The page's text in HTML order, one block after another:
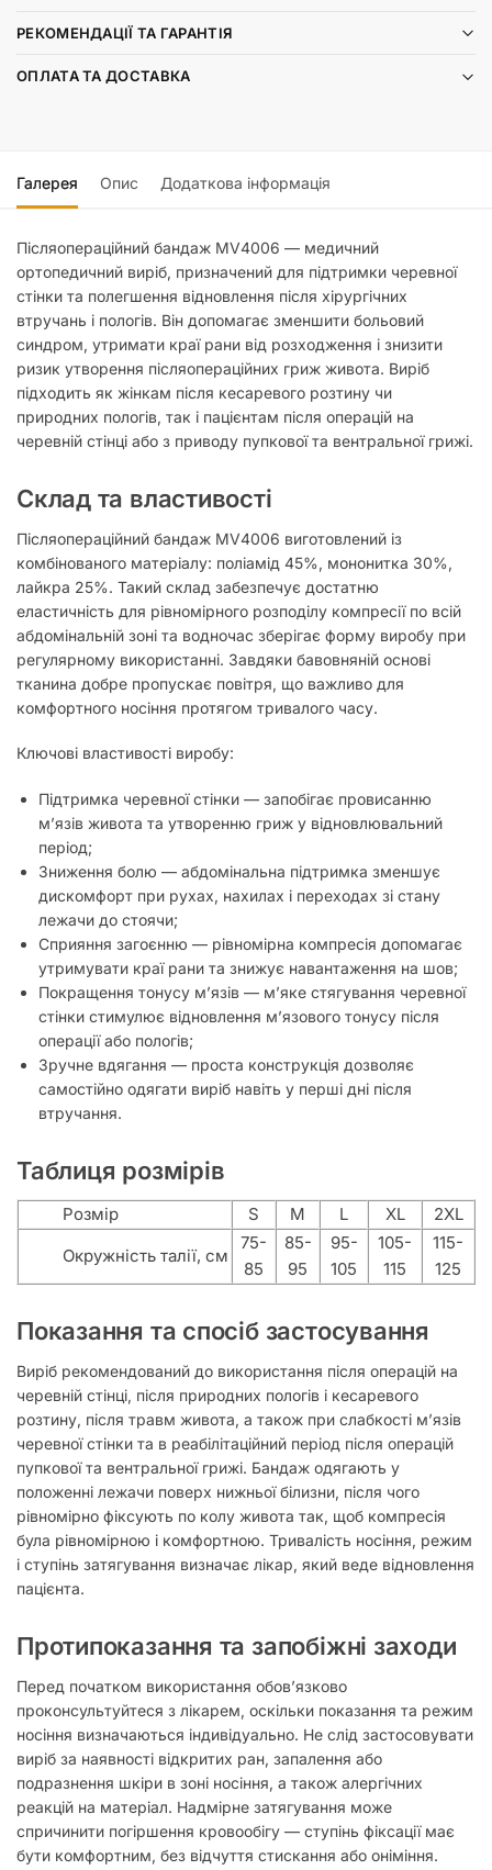
РЕКОМЕНДАЦІЇ ТА ГАРАНТІЯ
ОПЛАТА ТА ДОСТАВКА
Галерея Опис Додаткова інформація
Післяопераційний бандаж MV4006 — медичний
ортопедичний виріб, призначений для підтримки черевної
стінки та полегшення відновлення після хірургічних
втручань і пологів. Він допомагає зменшити больовий
синдром, утримати краї рани від розходження і знизити
ризик утворення післяопераційних гриж живота. Виріб
підходить як жінкам після кесаревого розтину чи
природних пологів, так і пацієнтам після операцій на
черевній стінці або з приводу пупкової та вентральної грижі.
Склад та властивості
Післяопераційний бандаж MV4006 виготовлений із
комбінованого матеріалу: поліамід 45%, мононитка 30%,
лайкра 25%. Такий склад забезпечує достатню
еластичність для рівномірного розподілу компресії по всій
абдомінальній зоні та водночас зберігає форму виробу при
регулярному використанні. Завдяки бавовняній основі
тканина добре пропускає повітря, що важливо для
комфортного носіння протягом тривалого часу.
Ключові властивості виробу:
Підтримка черевної стінки — запобігає провисанню
м’язів живота та утворенню гриж у відновлювальний
період;
Зниження болю — абдомінальна підтримка зменшує
дискомфорт при рухах, нахилах і переходах зі стану
лежачи до стоячи;
Сприяння загоєнню — рівномірна компресія допомагає
утримувати краї рани та знижує навантаження на шов;
Покращення тонусу м’язів — м’яке стягування черевної
стінки стимулює відновлення м’язового тонусу після
операції або пологів;
Зручне вдягання — проста конструкція дозволяє
самостійно одягати виріб навіть у перші дні після
втручання.
Таблиця розмірів
Розмір S M L XL
2XL
Окружність талії, см
75-
85
85-
95
95-
105
105-
115
115-
125
Показання та спосіб застосування
Виріб рекомендований до використання після операцій на
черевній стінці, після природних пологів і кесаревого
розтину, після травм живота, а також при слабкості м’язів
черевної стінки та в реабілітаційний період після операцій
пупкової та вентральної грижі. Бандаж одягають у
положенні лежачи поверх нижньої білизни, після чого
рівномірно фіксують по колу живота так, щоб компресія
була рівномірною і комфортною. Тривалість носіння, режим
і ступінь затягування визначає лікар, який веде відновлення
пацієнта.
Протипоказання та запобіжні заходи
Перед початком використання обов’язково
проконсультуйтеся з лікарем, оскільки показання та режим
носіння визначаються індивідуально. Не слід застосовувати
виріб за наявності відкритих ран, запалення або
подразнення шкіри в зоні носіння, а також алергічних
реакцій на матеріал. Надмірне затягування може
спричинити погіршення кровообігу — ступінь фіксації має
бути комфортним, без відчуття стискання або оніміння.